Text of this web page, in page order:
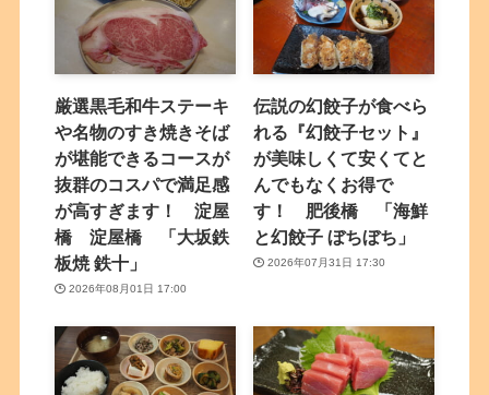
厳選黒毛和牛ステーキ
や名物のすき焼きそば
が堪能できるコースが
抜群のコスパで満足感
が高すぎます！ 淀屋
橋 淀屋橋 「大坂鉄
板焼 鉄十」
2026年08月01日 17:00
伝説の幻餃子が食べら
れる『幻餃子セット』
が美味しくて安くてと
んでもなくお得で
す！ 肥後橋 「海鮮
と幻餃子 ぼちぼち」
2026年07月31日 17:30